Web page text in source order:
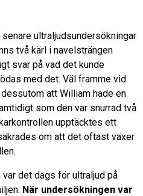
ultraljudsundersökningar
två kärl i navelsträngen
svar på vad det kunde
med det. Väl framme vid
att William hade en
som den var snurrad två
upptäcktes ett
om att det oftast växer
det dags för ultraljud på
När undersökningen var